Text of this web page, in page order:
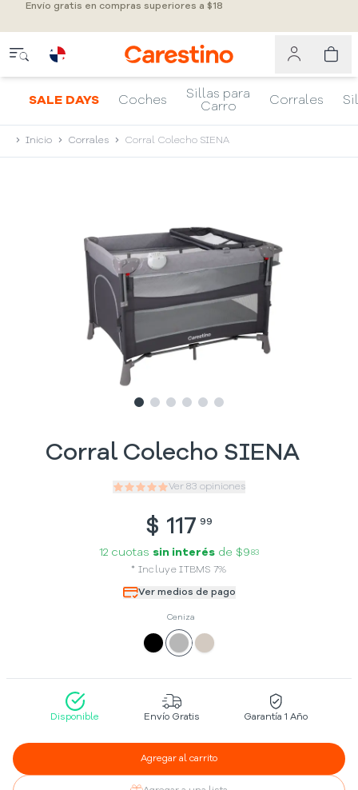
Envío gratis en compras superiores a $18
SALE DAYS Coches
Sillas para
Carro
Corrales
Inicio Corrales Corral Colecho SIENA
Slide1
Slide2
Slide3
Slide4
SlideSlide
Corral Colecho SIENA
Ver 83 opiniones
$ 117 99
12 cuotas sin interés de $9 83
* Incluye ITBMS 7%
Ver medios de pago
Ceniza
Disponible Envío Gratis Garantía 1 Año
Agregar al carrito